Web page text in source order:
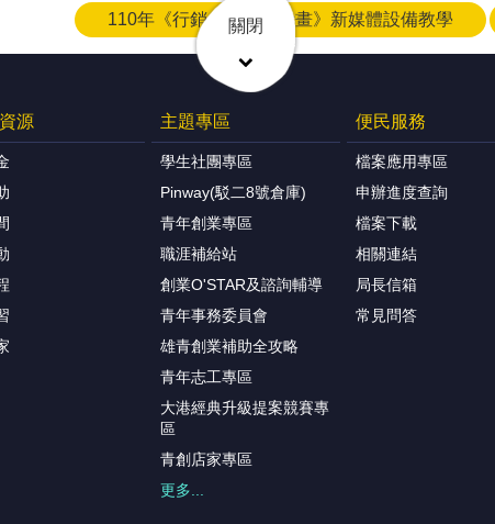
110年《行銷大師養成計畫》新媒體設備教學
關閉
源 主題專區
學生社團專區
Pinway(駁二8號倉庫)
青年創業專區
職涯補給站
創業O'STAR及諮詢輔導
青年事務委員會
雄青創業補助全攻略
青年志工專區
大港經典升級提案競賽專
區
青創店家專區
更多...
便民服務
檔案應用專區
申辦進度查詢
檔案下載
相關連結
局長信箱
常見問答